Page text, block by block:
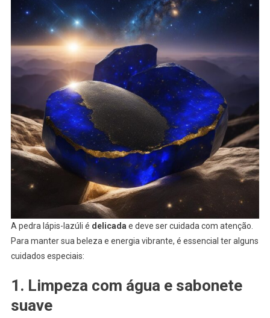
A pedra lápis-lazúli é delicada e deve ser cuidada com atenção.
Para manter sua beleza e energia vibrante, é essencial ter alguns
cuidados especiais:
1. Limpeza com água e sabonete
suave